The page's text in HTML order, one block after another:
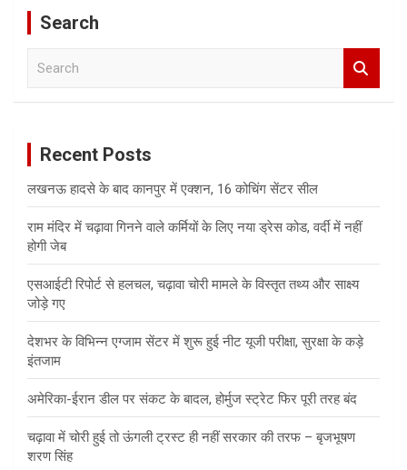
Search
Recent Posts
लखनऊ हादसे के बाद कानपुर में एक्शन, 16 कोचिंग सेंटर सील
राम मंदिर में चढ़ावा गिनने वाले कर्मियों के लिए नया ड्रेस कोड, वर्दी में नहीं
होगी जेब
एसआईटी रिपोर्ट से हलचल, चढ़ावा चोरी मामले के विस्तृत तथ्य और साक्ष्य
जोड़े गए
देशभर के विभिन्न एग्जाम सेंटर में शुरू हुई नीट यूजी परीक्षा, सुरक्षा के कड़े
इंतजाम
अमेरिका-ईरान डील पर संकट के बादल, होर्मुज स्ट्रेट फिर पूरी तरह बंद
चढ़ावा में चोरी हुई तो ऊंगली ट्रस्ट ही नहीं सरकार की तरफ – बृजभूषण
शरण सिंह